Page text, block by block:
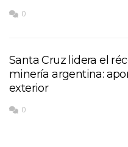
0
Santa Cruz lidera el
minería argentina:
exterior
0